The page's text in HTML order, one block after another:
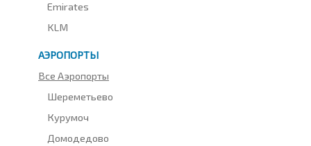
Emirates
KLM
АЭРОПОРТЫ
Все Аэропорты
Шереметьево
Курумоч
Домодедово